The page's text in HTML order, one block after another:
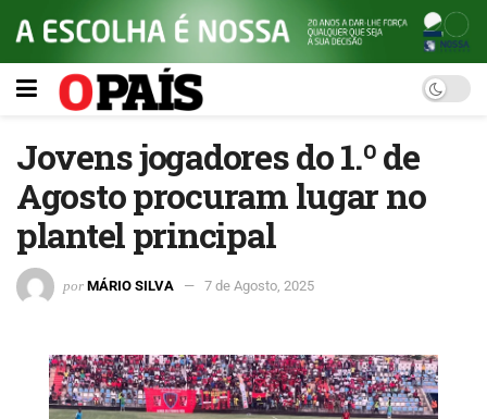
Jovens jogadores do 1.º de
Agosto procuram lugar no
plantel principal
por MÁRIO SILVA 7 de Agosto, 2025